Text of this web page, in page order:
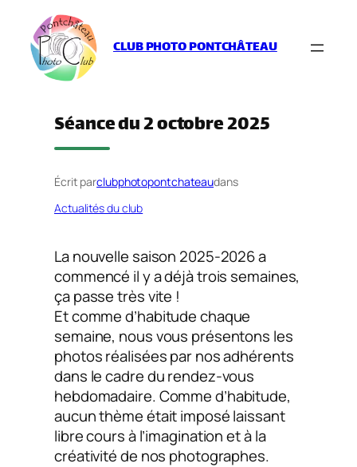
contenu
CLUB PHOTO PONTCHÂTEAU
Séance du 2 octobre 2025
Écrit parclubphotopontchateaudans
Actualités du club
La nouvelle saison 2025-2026 a
commencé il y a déjà trois semaines,
ça passe très vite !
Et comme d’habitude chaque
semaine, nous vous présentons les
photos réalisées par nos adhérents
dans le cadre du rendez-vous
hebdomadaire. Comme d’habitude,
aucun thème était imposé laissant
libre cours à l’imagination et à la
créativité de nos photographes.